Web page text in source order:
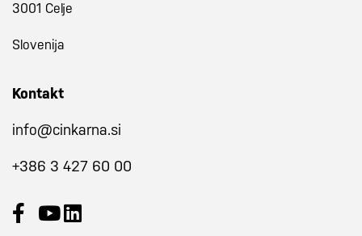
3001 Celje
Slovenija
Kontakt
info@cinkarna.si
+386 3 427 60 00